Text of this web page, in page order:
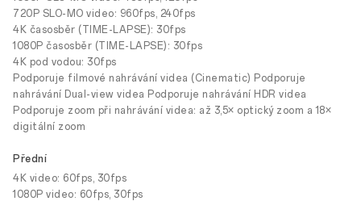
720P SLO-MO video: 960fps, 240fps
4K časosběr (TIME-LAPSE): 30fps
1080P časosběr (TIME-LAPSE): 30fps
4K pod vodou: 30fps
Podporuje filmové nahrávání videa (Cinematic) Podporuje
nahrávání Dual-view videa Podporuje nahrávání HDR videa
Podporuje zoom při nahrávání videa: až 3,5× optický zoom a 18×
digitální zoom
Přední
4K video: 60fps, 30fps
1080P video: 60fps, 30fps